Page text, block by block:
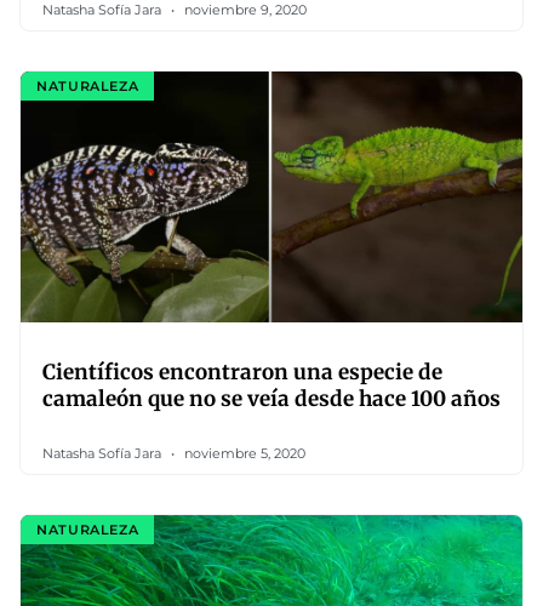
Natasha Sofía Jara noviembre 9, 2020
NATURALEZA
Científicos encontraron una especie de
camaleón que no se veía desde hace 100 años
Natasha Sofía Jara noviembre 5, 2020
NATURALEZA